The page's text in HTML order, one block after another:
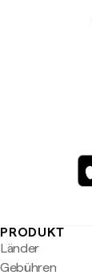
PRODUKT
Länder
Gebühren